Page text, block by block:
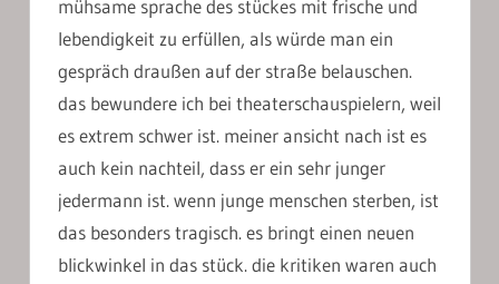
mühsame sprache des stückes mit frische und
lebendigkeit zu erfüllen, als würde man ein
gespräch draußen auf der straße belauschen.
das bewundere ich bei theaterschauspielern, weil
es extrem schwer ist. meiner ansicht nach ist es
auch kein nachteil, dass er ein sehr junger
jedermann ist. wenn junge menschen sterben, ist
das besonders tragisch. es bringt einen neuen
blickwinkel in das stück. die kritiken waren auch